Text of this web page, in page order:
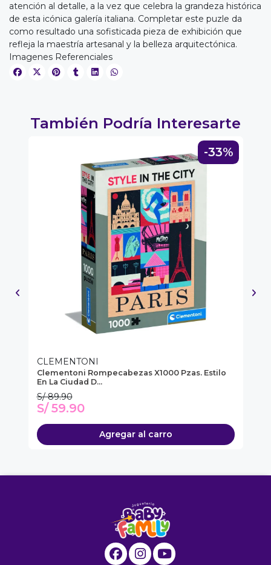
atención al detalle, a la vez que celebra la grandeza histórica
de esta icónica galería italiana. Completar este puzle da
como resultado una sofisticada pieza de exhibición que
refleja la maestría artesanal y la belleza arquitectónica.
Imagenes Referenciales
También Podría Interesarte
-33%
CLEMENTONI
Clementoni Rompecabezas X1000 Pzas. Estilo
En La Ciudad D...
S/ 89.90
S/ 59.90
Agregar al carro